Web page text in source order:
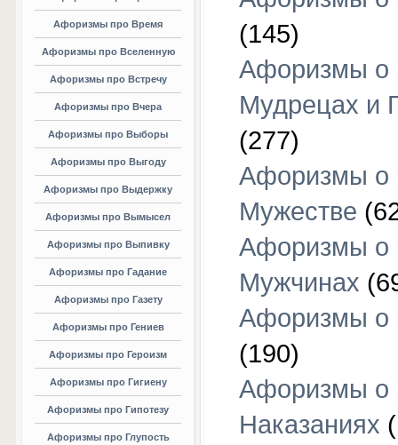
Афоризмы про Время
Афоризмы про Вселенную
Афоризмы про Встречу
Афоризмы про Вчера
Афоризмы про Выборы
Афоризмы про Выгоду
Афоризмы про Выдержку
Афоризмы про Вымысел
Афоризмы про Выпивку
Афоризмы про Гадание
Афоризмы про Газету
Афоризмы про Гениев
Афоризмы про Героизм
Афоризмы про Гигиену
Афоризмы про Гипотезу
Афоризмы про Глупость
(145)
Афоризмы о
Мудрецах и
(277)
Афоризмы о
Мужестве
Афоризмы о
Мужчинах
Афоризмы о
(190)
Афоризмы о
Наказаниях